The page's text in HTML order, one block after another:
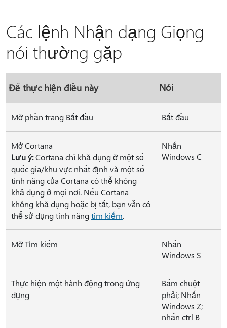
Các lệnh Nhận dạng Giọng
nói thường gặp
Để thực hiện điều này Nói
Mở phần trang Bắt đầu Bắt đầu
Mở Cortana
Lưu ý:Cortana chỉ khả dụng ở một số
quốc gia/khu vực nhất định và một số
tính năng của Cortana có thể không
khả dụng ở mọi nơi. Nếu Cortana
không khả dụng hoặc bị tắt, bạn vẫn có
thể sử dụng tính năngtìm kiếm.
Nhấn
Windows C
Mở Tìm kiếm
Nhấn
Windows S
Thực hiện một hành động trong ứng
dụng
Bấm chuột
phải; Nhấn
Windows Z;
nhấn ctrl B